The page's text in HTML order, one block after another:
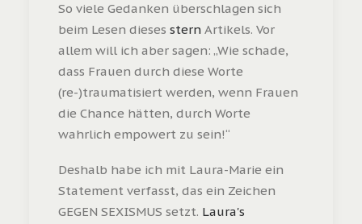
So viele Gedanken überschlagen sich
beim Lesen dieses stern Artikels. Vor
allem will ich aber sagen: „Wie schade,
dass Frauen durch diese Worte
(re-)traumatisiert werden, wenn Frauen
die Chance hätten, durch Worte
wahrlich empowert zu sein!“
Deshalb habe ich mit Laura-Marie ein
Statement verfasst, das ein Zeichen
GEGEN SEXISMUS setzt. Laura's